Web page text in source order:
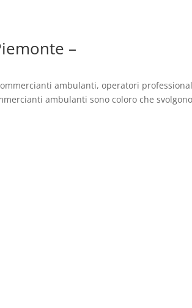
–
ambulanti, operatori
ambulanti sono coloro che